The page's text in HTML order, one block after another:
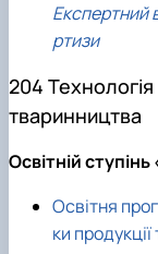
Експертний
ртизи
204
тваринництва
Освітній
Освітня
ки